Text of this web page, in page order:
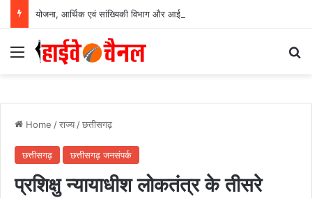
Menu
Home /राज्य /छत्तीसगढ़
छत्तीसगढ़ छत्तीसगढ़ जनसंपर्क
प्रशिक्षु न्यायाधीश लोकतंत्र के तीसरे